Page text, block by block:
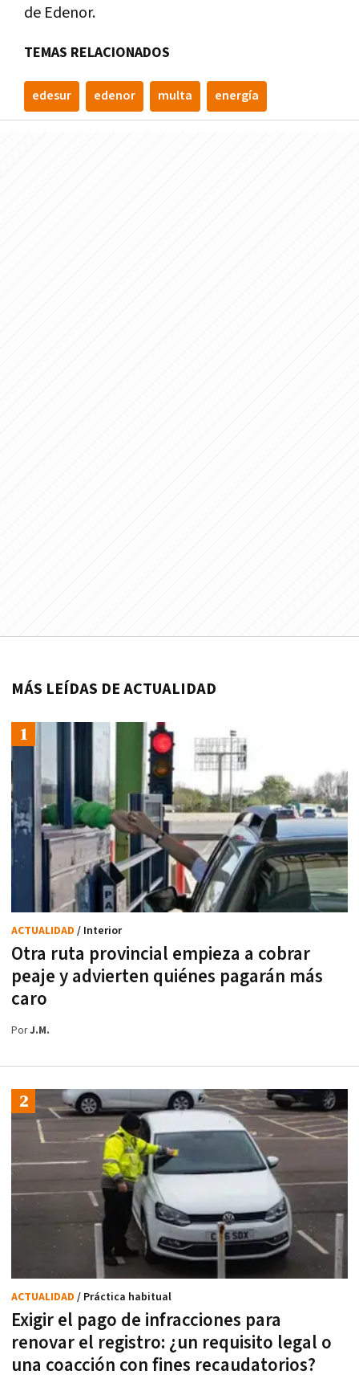
de Edenor.
TEMAS RELACIONADOS
edesur edenor multa energí­a
MÁS LEÍDAS DE ACTUALIDAD
Otra ruta provincial empieza a cobrar
peaje y advierten quiénes pagarán más
caro
ACTUALIDAD / Interior
PorJ.M.
Exigir el pago de infracciones para
renovar el registro: ¿un requisito legal o
una coacción con fines recaudatorios?
ACTUALIDAD / Práctica habitual